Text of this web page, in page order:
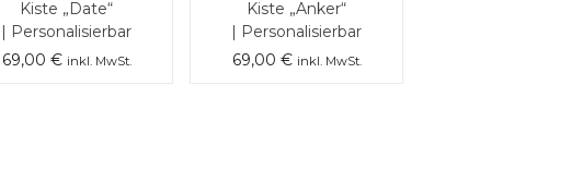
Kiste „Date“
| Personalisierbar
69,00 € inkl. MwSt.
Kiste „Anker“
| Personalisierbar
69,00 € inkl. MwSt.